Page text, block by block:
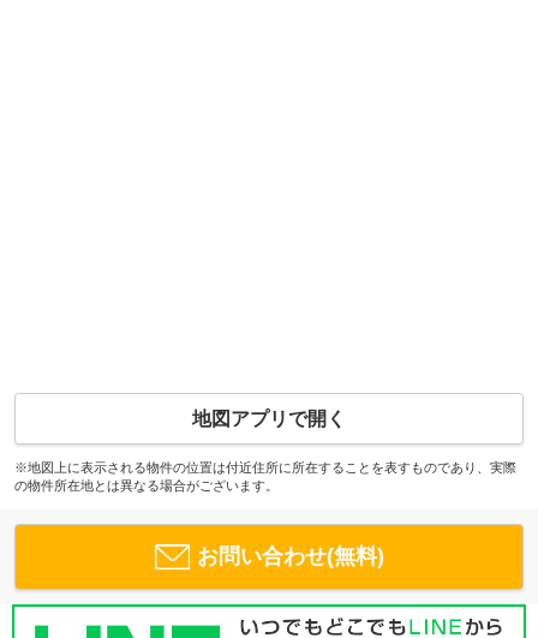
地図アプリで開く
※地図上に表示される物件の位置は付近住所に所在することを表すものであり、実際
の物件所在地とは異なる場合がございます。
お問い合わせ(無料)